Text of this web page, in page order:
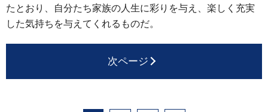
たとおり、自分たち家族の人生に彩りを与え、楽しく充実
した気持ちを与えてくれるものだ。
次ページ